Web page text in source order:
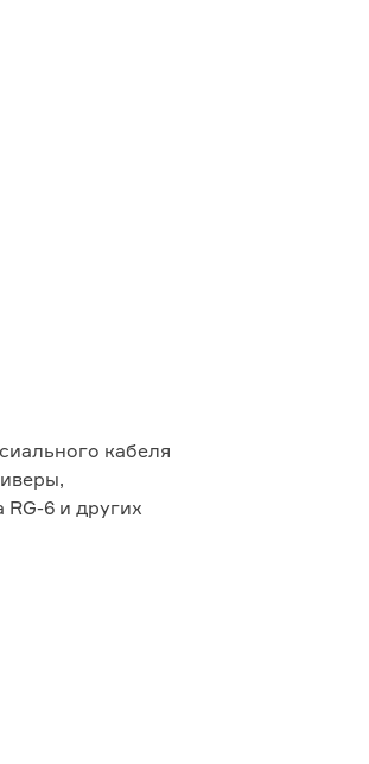
кабеля
6 и других